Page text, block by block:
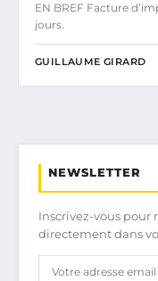
EN BREF Facture
jours.
GUILLAUME GIRARD
NEWSLETTER
Inscrivez-vous pour
directement dans